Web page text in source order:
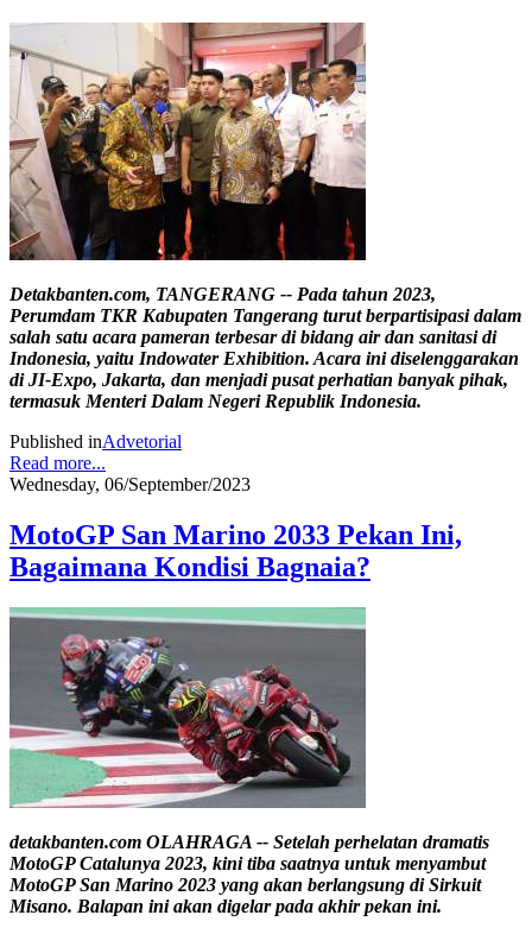
Detakbanten.com, TANGERANG -- Pada tahun 2023,
Perumdam TKR Kabupaten Tangerang turut berpartisipasi dalam
salah satu acara pameran terbesar di bidang air dan sanitasi di
Indonesia, yaitu Indowater Exhibition. Acara ini diselenggarakan
di JI-Expo, Jakarta, dan menjadi pusat perhatian banyak pihak,
termasuk Menteri Dalam Negeri Republik Indonesia.
Published inAdvetorial
Read more...
Wednesday, 06/September/2023
MotoGP San Marino 2033 Pekan Ini,
Bagaimana Kondisi Bagnaia?
detakbanten.com OLAHRAGA -- Setelah perhelatan dramatis
MotoGP Catalunya 2023, kini tiba saatnya untuk menyambut
MotoGP San Marino 2023 yang akan berlangsung di Sirkuit
Misano. Balapan ini akan digelar pada akhir pekan ini.